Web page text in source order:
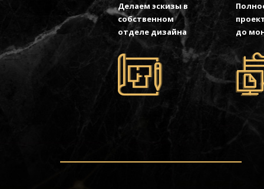
Делаем эскизы в
собственном
отделе дизайна
до